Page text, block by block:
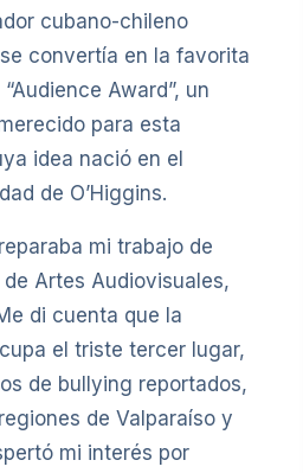
cubano-chileno
convertía en la favorita
Award”, un
para esta
idea nació en el
de O’Higgins.
mi trabajo de
Artes Audiovisuales,
di cuenta que la
el triste tercer lugar,
de bullying reportados,
de Valparaíso y
mi interés por